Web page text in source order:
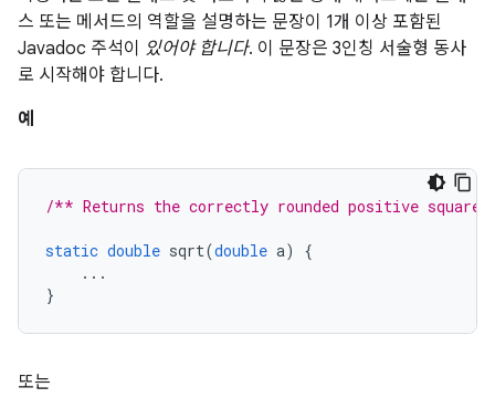
스 또는 메서드의 역할을 설명하는 문장이 1개 이상 포함된
Javadoc 주석이 있어야 합니다. 이 문장은 3인칭 서술형 동사
로 시작해야 합니다.
예
/** Returns the correctly rounded positive
static double sqrt(double a)
{
...
}
또는